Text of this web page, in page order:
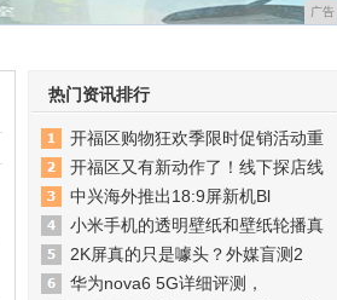
广告
热门资讯排行
开福区购物狂欢季限时促销活动重
开福区又有新动作了！线下探店线
中兴海外推出18:9屏新机Bl
小米手机的透明壁纸和壁纸轮播真
2K屏真的只是噱头？外媒盲测2
华为nova6 5G详细评测，